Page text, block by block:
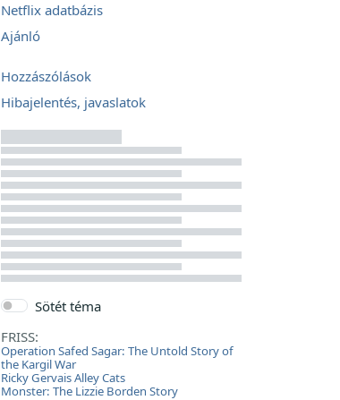
Netflix adatbázis
Ajánló
Hozzászólások
Hibajelentés, javaslatok
Sötét téma
FRISS:
Operation Safed Sagar: The Untold Story of
the Kargil War
Ricky Gervais Alley Cats
Monster: The Lizzie Borden Story